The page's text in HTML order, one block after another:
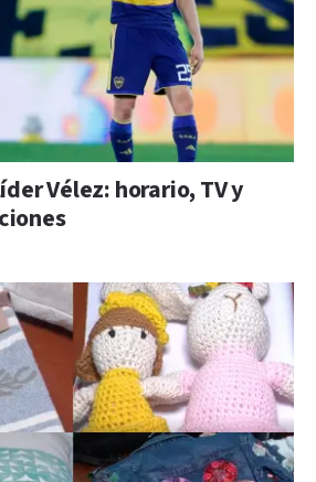
Vélez: horario, TV y